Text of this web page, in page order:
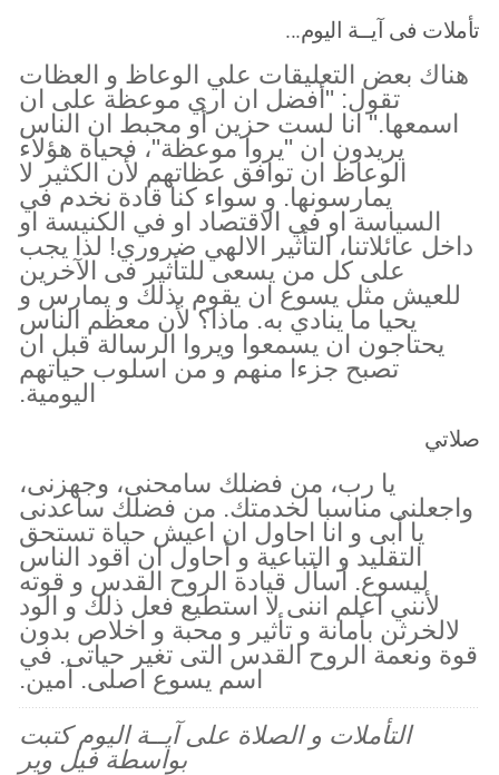
تأملات فى آيــة اليوم...
هناك بعض التعليقات علي الوعاظ و العظات
تقول: "أفضل ان اري موعظة على ان
اسمعها." انا لست حزين أو محبط ان الناس
يريدون ان "يروا موعظة"، فحياة هؤلاء
الوعاظ ان توافق عظاتهم لأن الكثير لا
يمارسونها. و سواء كنا قادة نخدم في
السياسة او في الاقتصاد او في الكنيسة او
داخل عائلاتنا، التأثير الالهي ضروري! لذا يجب
على كل من يسعى للتأثير فى الآخرين
للعيش مثل يسوع ان يقوم بذلك و يمارس و
يحيا ما ينادي به. ماذا؟ لأن معظم الناس
يحتاجون ان يسمعوا ويروا الرسالة قبل ان
تصبح جزءا منهم و من اسلوب حياتهم
اليومية.
صلاتي
يا رب، من فضلك سامحنى، وجهزنى،
واجعلنى مناسبا لخدمتك. من فضلك ساعدنى
يا أبى و انا احاول ان اعيش حياة تستحق
التقليد و التباعية و أحاول ان اقود الناس
ليسوع. أسأل قيادة الروح القدس و قوته
لأنني اعلم اننى لا استطيع فعل ذلك و الود
لالخرثن بأمانة و تأثير و محبة و اخلاص بدون
قوة ونعمة الروح القدس التى تغير حياتى. في
اسم يسوع اصلى. آمين.
التأملات و الصلاة على آيــة اليوم كتبت
بواسطة فيل وير